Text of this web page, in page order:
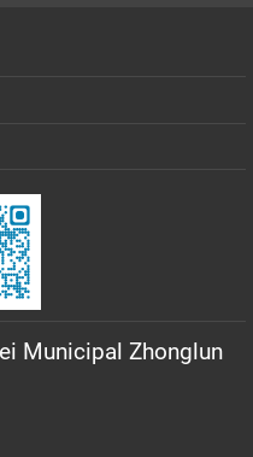
Municipal Zhonglun